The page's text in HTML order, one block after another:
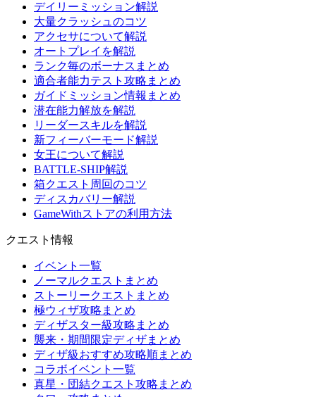
デイリーミッション解説
大量クラッシュのコツ
アクセサについて解説
オートプレイを解説
ランク毎のボーナスまとめ
適合者能力テスト攻略まとめ
ガイドミッション情報まとめ
潜在能力解放を解説
リーダースキルを解説
新フィーバーモード解説
女王について解説
BATTLE-SHIP解説
箱クエスト周回のコツ
ディスカバリー解説
GameWithストアの利用方法
クエスト情報
イベント一覧
ノーマルクエストまとめ
ストーリークエストまとめ
極ウィザ攻略まとめ
ディザスター級攻略まとめ
襲来・期間限定ディザまとめ
ディザ級おすすめ攻略順まとめ
コラボイベント一覧
真星・団結クエスト攻略まとめ